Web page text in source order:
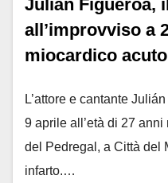
Julián Figueroa,
all’improvviso a
miocardico
L’attore e cantante
9 aprile all’età di 27
del Pedregal, a Città del
infarto.…